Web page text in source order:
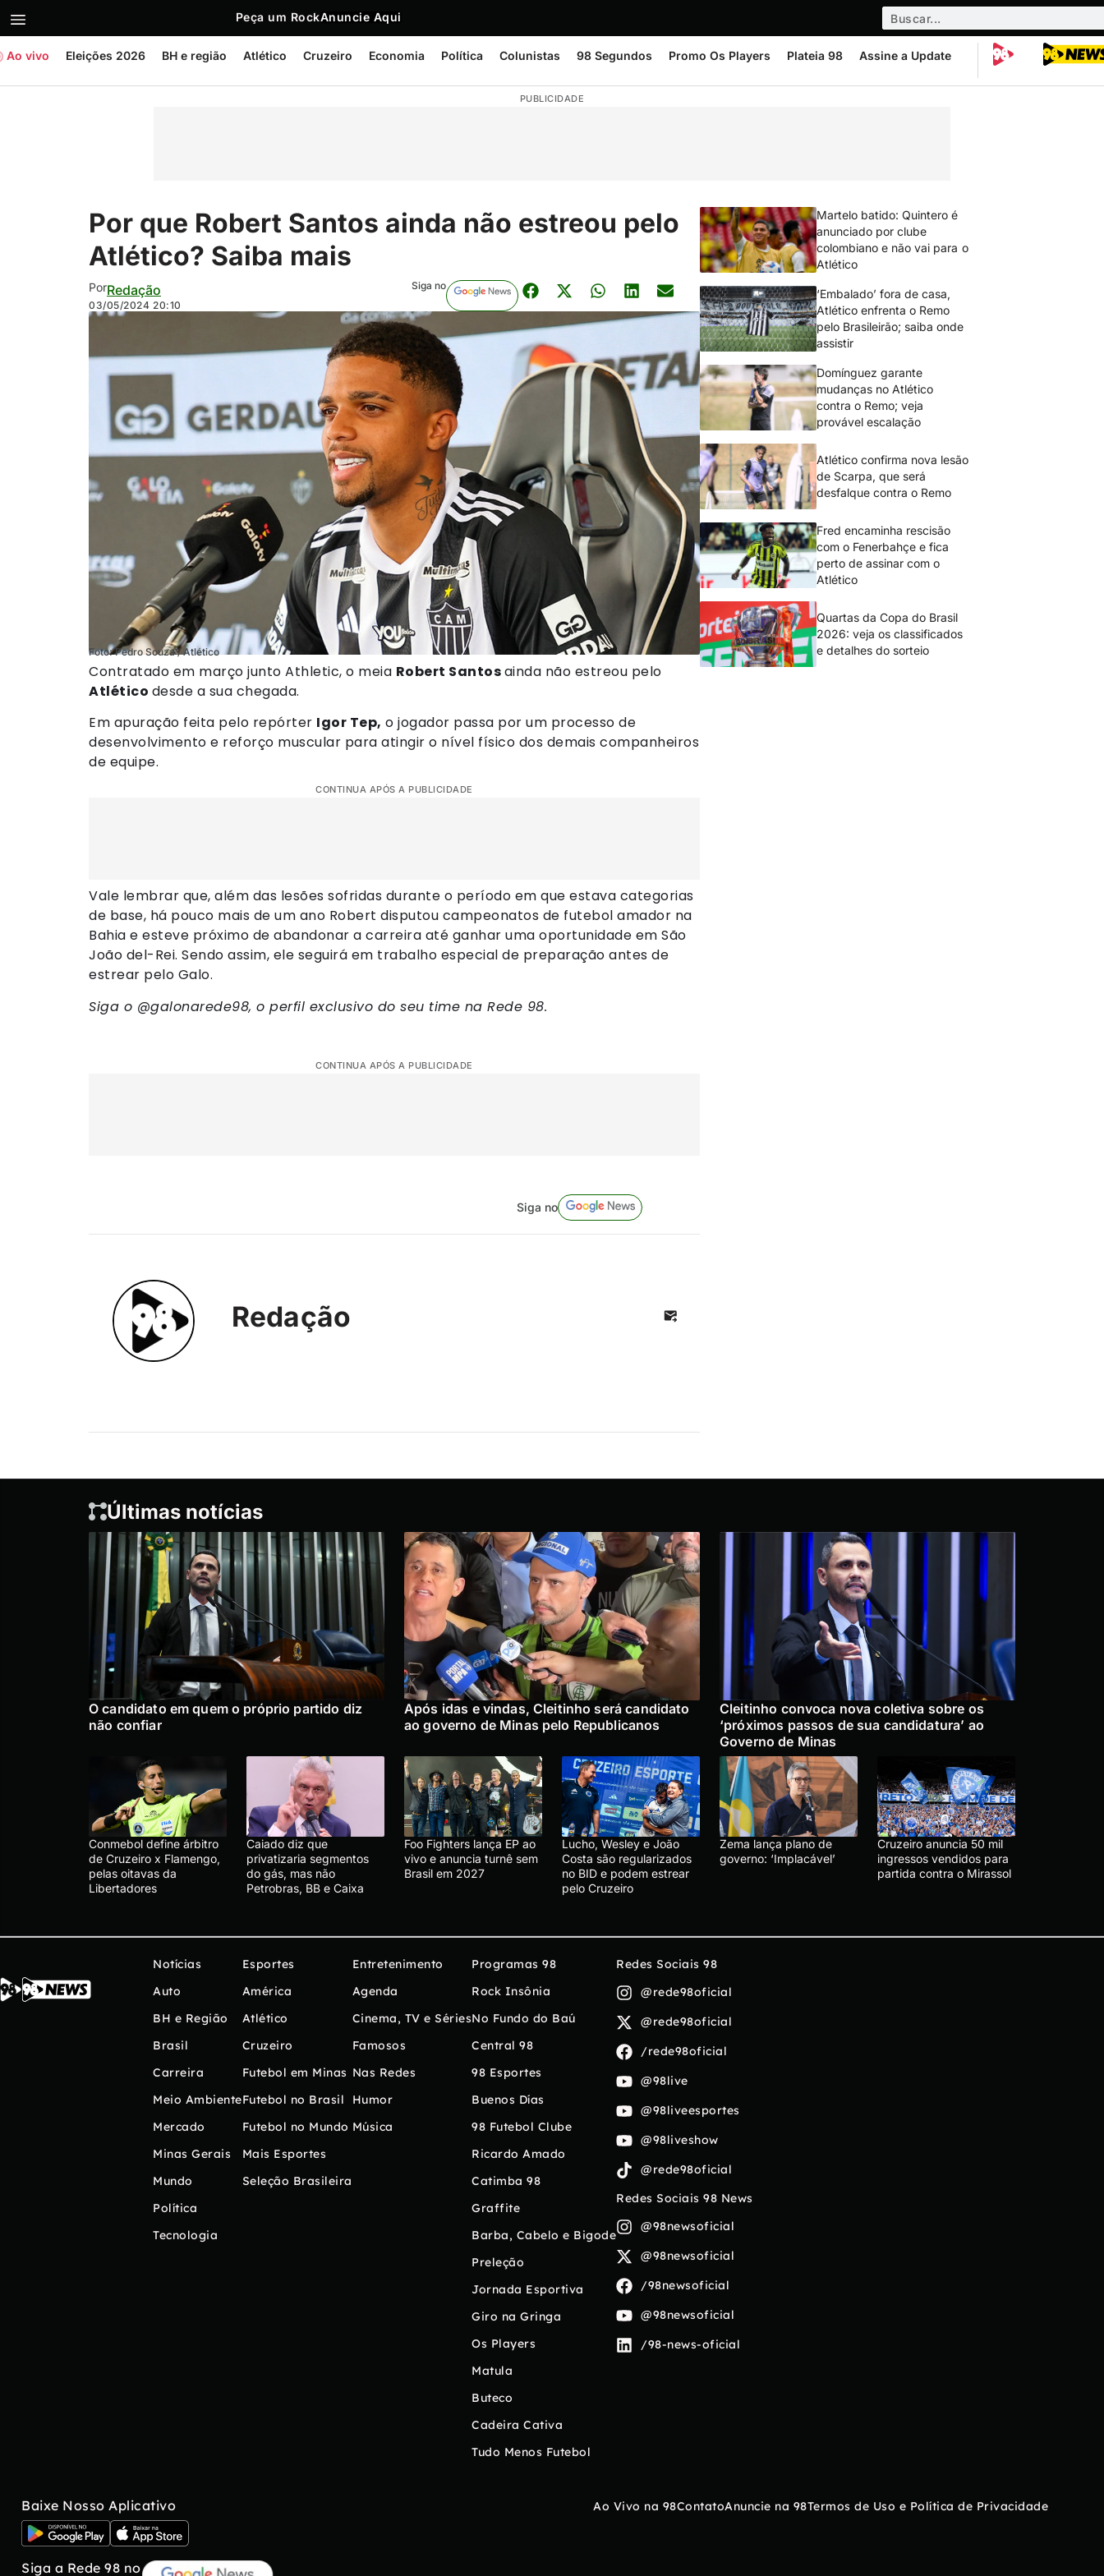
Peça um RockAnuncie Aqui
Ao vivo Eleições 2026 BH e região Atlético Cruzeiro Economia Política Colunistas 98 Segundos Promo Os Players Plateia 98 Assine a Update
PUBLICIDADE
Por que Robert Santos ainda não estreou pelo
Atlético? Saiba mais
PorRedação
03/05/2024 20:10
Siga no
Foto: Pedro Souza / Atlético
Contratado em março junto Athletic, o meia Robert Santosainda não estreou pelo
Atlético desde a sua chegada.
Em apuração feita pelo repórter Igor Tep, o jogador passa por um processo de
desenvolvimento e reforço muscular para atingir o nível físico dos demais companheiros
de equipe.
CONTINUA APÓS A PUBLICIDADE
Vale lembrar que, além das lesões sofridas durante o período em que estava categorias
de base, há pouco mais de um ano Robert disputou campeonatos de futebol amador na
Bahia e esteve próximo de abandonar a carreira até ganhar uma oportunidade em São
João del-Rei. Sendo assim, ele seguirá em trabalho especial de preparação antes de
estrear pelo Galo.
Siga o @galonarede98, o perfil exclusivo do seu time na Rede 98.
CONTINUA APÓS A PUBLICIDADE
Siga no
Redação
Martelo batido: Quintero é
anunciado por clube
colombiano e não vai para o
Atlético
‘Embalado’ fora de casa,
Atlético enfrenta o Remo
pelo Brasileirão; saiba onde
assistir
Domínguez garante
mudanças no Atlético
contra o Remo; veja
provável escalação
Atlético confirma nova lesão
de Scarpa, que será
desfalque contra o Remo
Fred encaminha rescisão
com o Fenerbahçe e fica
perto de assinar com o
Atlético
Quartas da Copa do Brasil
2026: veja os classificados
e detalhes do sorteio
Últimas notícias
O candidato em quem o próprio partido diz
não confiar
Após idas e vindas, Cleitinho será candidato
ao governo de Minas pelo Republicanos
Cleitinho convoca nova coletiva sobre os
‘próximos passos de sua candidatura’ ao
Governo de Minas
Conmebol define árbitro
de Cruzeiro x Flamengo,
pelas oitavas da
Libertadores
Caiado diz que
privatizaria segmentos
do gás, mas não
Petrobras, BB e Caixa
Foo Fighters lança EP ao
vivo e anuncia turnê sem
Brasil em 2027
Lucho, Wesley e João
Costa são regularizados
no BID e podem estrear
pelo Cruzeiro
Zema lança plano de
governo: ‘Implacável’
Cruzeiro anuncia 50 mil
ingressos vendidos para
partida contra o Mirassol
Notícias
Auto
BH e Região
Brasil
Carreira
Meio Ambiente
Mercado
Minas Gerais
Mundo
Política
Tecnologia
Esportes
América
Atlético
Cruzeiro
Futebol em Minas
Futebol no Brasil
Futebol no Mundo
Mais Esportes
Seleção Brasileira
Entretenimento
Agenda
Cinema, TV e Séries
Famosos
Nas Redes
Humor
Música
Programas 98
Rock Insônia
No Fundo do Baú
Central 98
98 Esportes
Buenos Días
98 Futebol Clube
Ricardo Amado
Catimba 98
Graffite
Barba, Cabelo e Bigode
Preleção
Jornada Esportiva
Giro na Gringa
Os Players
Matula
Buteco
Cadeira Cativa
Tudo Menos Futebol
Redes Sociais 98
@rede98oficial
@rede98oficial
/rede98oficial
@98live
@98liveesportes
@98liveshow
@rede98oficial
Redes Sociais 98 News
@98newsoficial
@98newsoficial
/98newsoficial
@98newsoficial
/98-news-oficial
Baixe Nosso Aplicativo
Siga a Rede 98 no
Ao Vivo na 98ContatoAnuncie na 98Termos de Uso e Política de Privacidade